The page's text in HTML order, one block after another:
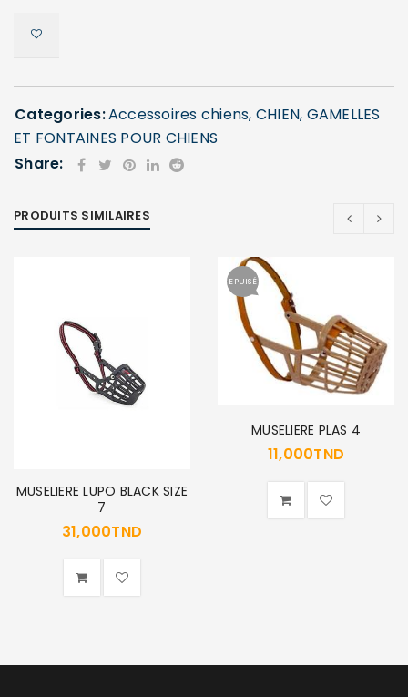
CONNECTER
ou e-mail
SE CONNECTER
Categories:Accessoires chiens, CHIEN, GAMELLES
ET FONTAINES POUR CHIENS
Share:
PRODUITS SIMILAIRES
MUSELIERE LUPO BLACK SIZE
7
31,000TND
EPUISÉ
MUSELIERE PLAS 4
11,000TND